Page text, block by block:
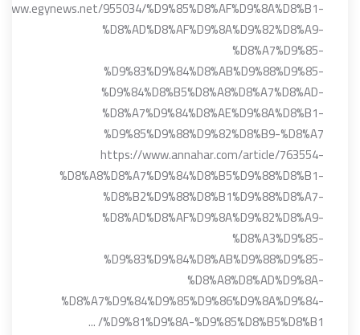
955034/%D9%85%D8%AF%D9%8A%D8%B1-
%D8%AD%D8%AF%D9%8A%D9%82%D8%A9-
%D8%A7%D9%85-
%D9%83%D9%84%D8%AB%D9%88%D9%85-
%D9%84%D8%B5%D8%A8%D8%A7%D8%AD-
%D8%A7%D9%84%D8%AE%D9%8A%D8%B1-
%D9%85%D9%88%D9%82%D8%B9-%D8%A7
https://www.annahar.com/article/763554-
%D8%A8%D8%A7%D9%84%D8%B5%D9%88%D8%B1-
%D8%B2%D9%88%D8%B1%D9%88%D8%A7-
%D8%AD%D8%AF%D9%8A%D9%82%D8%A9-
%D8%A3%D9%85-
%D9%83%D9%84%D8%AB%D9%88%D9%85-
%D8%A8%D8%AD%D9%8A-
%D8%A7%D9%84%D9%85%D9%86%D9%8A%D9%84-
%D9%81%D9%8A-%D9%85%D8%B5%D8%B1/ ...